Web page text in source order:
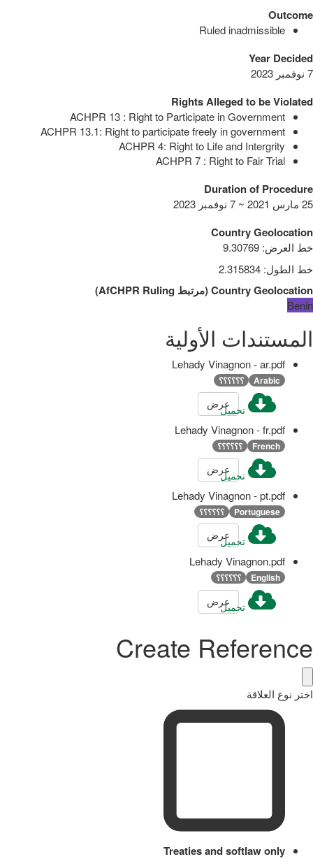
Outcome
Ruled inadmissible
Year Decided
7 نوفمبر 2023
Rights Alleged to be Violated
ACHPR 13 : Right to Participate in Government
ACHPR 13.1: Right to participate freely in government
ACHPR 4: Right to Life and Intergrity
ACHPR 7 : Right to Fair Trial
Duration of Procedure
25 مارس 2021 ~ 7 نوفمبر 2023
Country Geolocation
خط العرض:
9.30769
خط الطول:
2.315834
Country Geolocation
(مرتبط AfCHPR Ruling
)
Benin
المستندات الأولية
Lehady Vinagnon - ar.pdf
Arabic ؟؟؟؟؟؟
تحميلعرض
Lehady Vinagnon - fr.pdf
French ؟؟؟؟؟؟
تحميلعرض
Lehady Vinagnon - pt.pdf
Portuguese ؟؟؟؟؟؟
تحميلعرض
Lehady Vinagnon.pdf
English ؟؟؟؟؟؟
تحميلعرض
Create Reference
اختر نوع العلاقة
Treaties and softlaw only